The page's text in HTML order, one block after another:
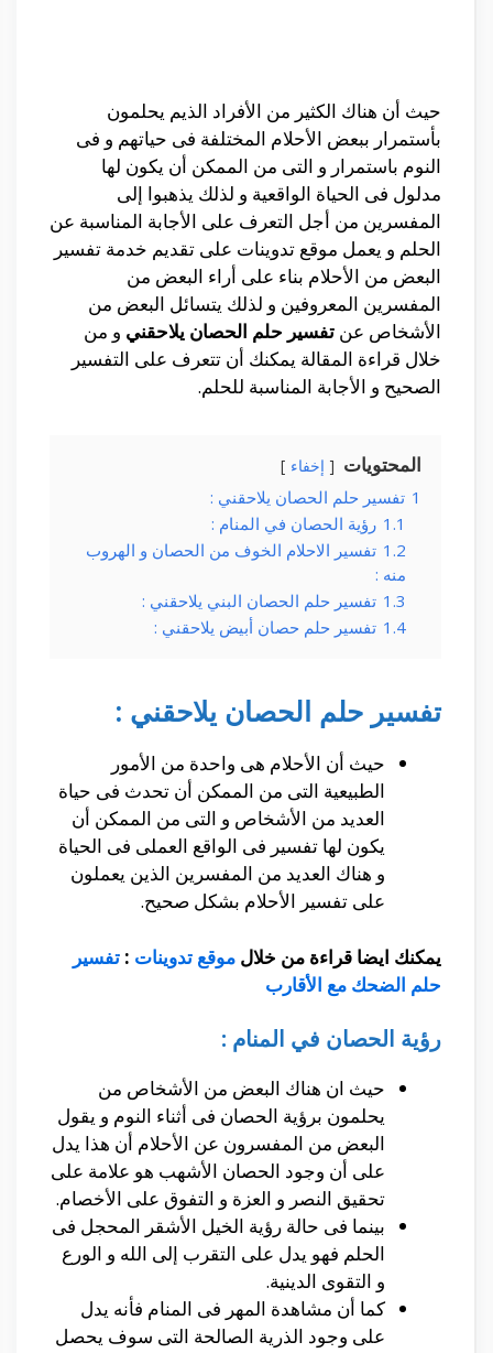
حيث أن هناك الكثير من الأفراد الذيم يحلمون
بأستمرار ببعض الأحلام المختلفة فى حياتهم و فى
النوم باستمرار و التى من الممكن أن يكون لها
مدلول فى الحياة الواقعية و لذلك يذهبوا إلى
المفسرين من أجل التعرف على الأجابة المناسبة عن
الحلم و يعمل موقع تدوينات على تقديم خدمة تفسير
البعض من الأحلام بناء على أراء البعض من
المفسرين المعروفين و لذلك يتسائل البعض من
الأشخاص عن تفسير حلم الحصان يلاحقني و من
خلال قراءة المقالة يمكنك أن تتعرف على التفسير
الصحيح و الأجابة المناسبة للحلم.
المحتويات إخفاء
1 تفسير حلم الحصان يلاحقني :
1.1 رؤية الحصان في المنام :
1.2 تفسير الاحلام الخوف من الحصان و الهروب
منه :
1.3 تفسير حلم الحصان البني يلاحقني :
1.4 تفسير حلم حصان أبيض يلاحقني :
تفسير حلم الحصان يلاحقني :
حيث أن الأحلام هى واحدة من الأمور
الطبيعية التى من الممكن أن تحدث فى حياة
العديد من الأشخاص و التى من الممكن أن
يكون لها تفسير فى الواقع العملى فى الحياة
و هناك العديد من المفسرين الذين يعملون
على تفسير الأحلام بشكل صحيح.
يمكنك ايضا قراءة من خلال موقع تدوينات : تفسير
حلم الضحك مع الأقارب
رؤية الحصان في المنام :
حيث ان هناك البعض من الأشخاص من
يحلمون برؤية الحصان فى أثناء النوم و يقول
البعض من المفسرون عن الأحلام أن هذا يدل
على أن وجود الحصان الأشهب هو علامة على
تحقيق النصر و العزة و التفوق على الأخصام.
بينما فى حالة رؤية الخيل الأشقر المحجل فى
الحلم فهو يدل على التقرب إلى الله و الورع
و التقوى الدينية.
كما أن مشاهدة المهر فى المنام فأنه يدل
على وجود الذرية الصالحة التى سوف يحصل